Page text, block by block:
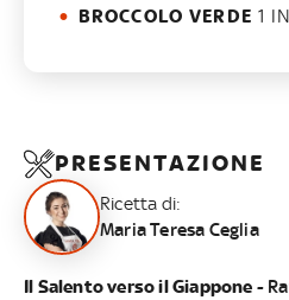
BROCCOLO VERDE 1
PRESENTAZIONE
Ricetta di:
Maria Teresa Ceglia
​Il Salento verso il Giappone -